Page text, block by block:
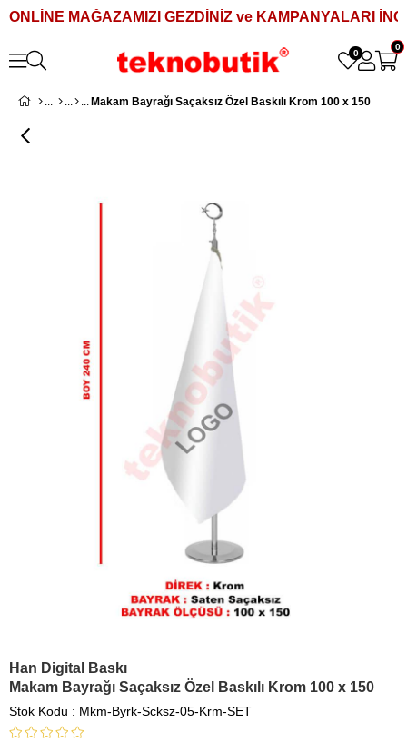
ONLİNE MAĞAZAMIZI GEZDİNİZ ve KAMPANYALARI
0
0
Makam Bayrağı Saçaksız Özel Baskılı Krom 100 x 150
Han Digital Baskı
Makam Bayrağı Saçaksız Özel Baskılı Krom 100 x 150
Stok Kodu Mkm-Byrk-Scksz-05-Krm-SET